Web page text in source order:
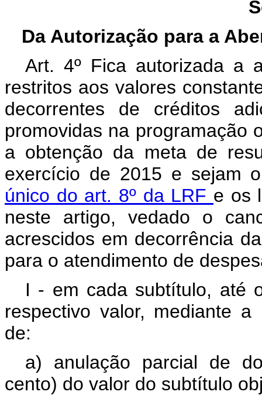
Da Autorização para a
Art. 4º Fica autorizada a
restritos aos valores
decorrentes de créditos
promovidas na programação
a obtenção da meta de
exercício de 2015 e sejam
único do art. 8º da LRF e os
neste artigo, vedado o
acrescidos em decorrência
para o atendimento de
I - em cada subtítulo, até
respectivo valor, mediante
de:
a) anulação parcial de
cento) do valor do subtítulo